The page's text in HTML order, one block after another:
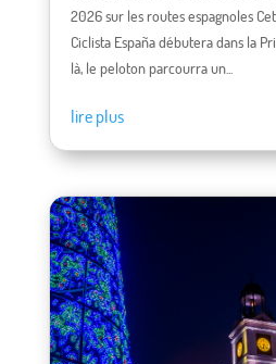
2026 sur les routes espagnoles
Ciclista España débutera dans la
là, le peloton parcourra un...
lire plus